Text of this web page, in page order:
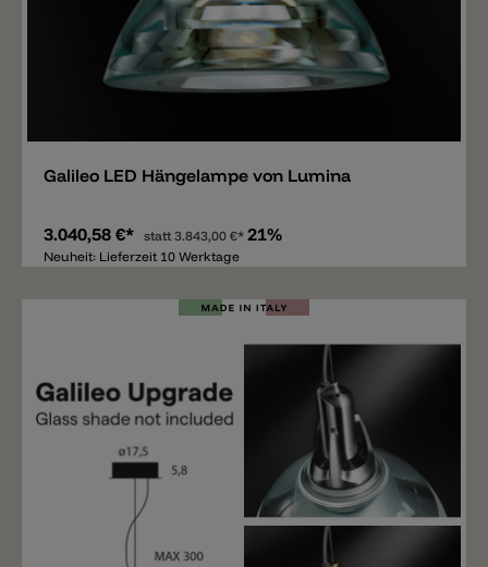
Galileo LED Hängelampe von Lumina
3.040,58 €* statt3.843,00 €* 21%
Neuheit: Lieferzeit 10 Werktage